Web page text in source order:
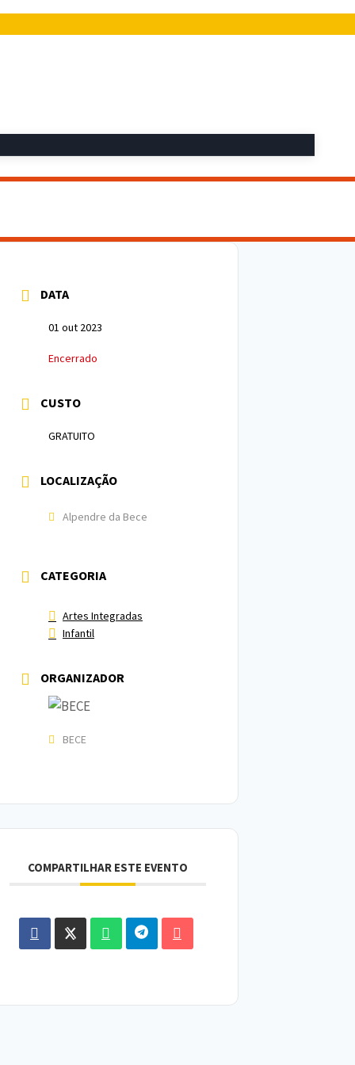
DATA
01 out 2023
Encerrado
CUSTO
GRATUITO
LOCALIZAÇÃO
Alpendre da Bece
CATEGORIA
Artes Integradas
Infantil
ORGANIZADOR
BECE
COMPARTILHAR ESTE EVENTO